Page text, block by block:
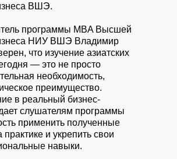
ВШЭ.
программы MBA Высшей
НИУ ВШЭ Владимир
что изучение азиатских
— это не просто
необходимость,
преимущество.
в реальный бизнес-
дает слушателям программы
применить полученные
практике и укрепить свои
навыки.